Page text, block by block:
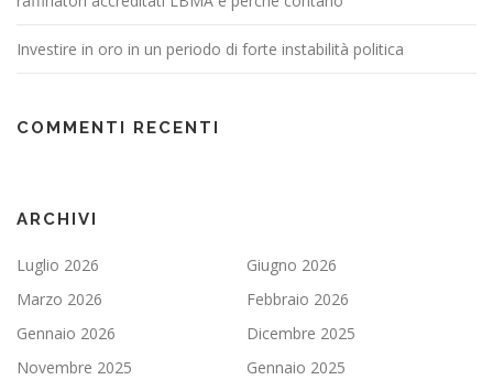
Investire in oro in un periodo di forte instabilità politica
COMMENTI RECENTI
ARCHIVI
Luglio 2026
Giugno 2026
Marzo 2026
Febbraio 2026
Gennaio 2026
Dicembre 2025
Novembre 2025
Gennaio 2025